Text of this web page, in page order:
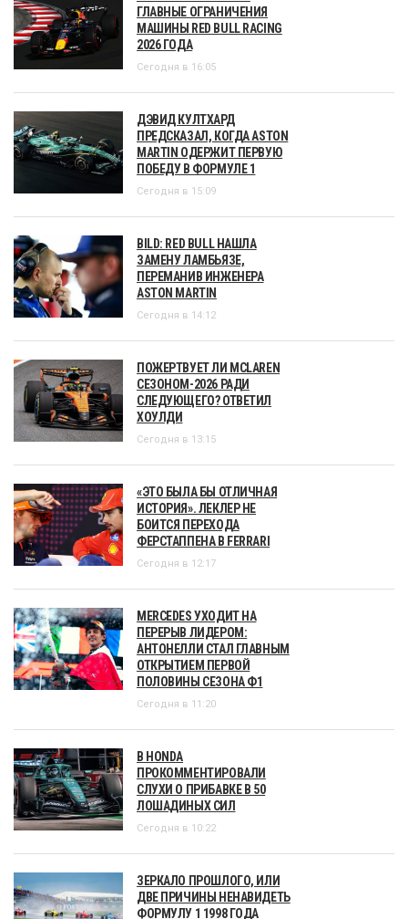
ГЛАВНЫЕ ОГРАНИЧЕНИЯ
МАШИНЫ RED BULL RACING
2026 ГОДА
Сегодня в 16:05
ДЭВИД КУЛТХАРД
ПРЕДСКАЗАЛ, КОГДА ASTON
MARTIN ОДЕРЖИТ ПЕРВУЮ
ПОБЕДУ В ФОРМУЛЕ 1
Сегодня в 15:09
BILD: RED BULL НАШЛА
ЗАМЕНУ ЛАМБЬЯЗЕ,
ПЕРЕМАНИВ ИНЖЕНЕРА
ASTON MARTIN
Сегодня в 14:12
ПОЖЕРТВУЕТ ЛИ MCLAREN
СЕЗОНОМ-2026 РАДИ
СЛЕДУЮЩЕГО? ОТВЕТИЛ
ХОУЛДИ
Сегодня в 13:15
«ЭТО БЫЛА БЫ ОТЛИЧНАЯ
ИСТОРИЯ». ЛЕКЛЕР НЕ
БОИТСЯ ПЕРЕХОДА
ФЕРСТАППЕНА В FERRARI
Сегодня в 12:17
MERCEDES УХОДИТ НА
ПЕРЕРЫВ ЛИДЕРОМ:
АНТОНЕЛЛИ СТАЛ ГЛАВНЫМ
ОТКРЫТИЕМ ПЕРВОЙ
ПОЛОВИНЫ СЕЗОНА Ф1
Сегодня в 11:20
В HONDA
ПРОКОММЕНТИРОВАЛИ
СЛУХИ О ПРИБАВКЕ В 50
ЛОШАДИНЫХ СИЛ
Сегодня в 10:22
ЗЕРКАЛО ПРОШЛОГО, ИЛИ
ДВЕ ПРИЧИНЫ НЕНАВИДЕТЬ
ФОРМУЛУ 1 1998 ГОДА